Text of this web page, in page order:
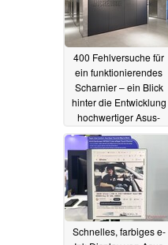
400 Fehlversuche für
ein funktionierendes
Scharnier – ein Blick
hinter die Entwicklung
hochwertiger Asus-
Laptops25.06.2026
Schnelles, farbiges e-